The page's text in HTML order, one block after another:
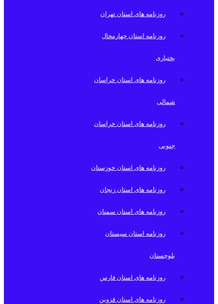
روزنامه های استان تهران
روزنامه استان چهارمحال
بختیاری
روزنامه های استان خراسان
شمالی
روزنامه های استان خراسان
جنوبی
روزنامه های استان خوزستان
روزنامه های استان زنجان
روزنامه های استان سمنان
روزنامه استان سیستان
بلوچستان
روزنامه های استان فارس
روزنامه های استان قزوین